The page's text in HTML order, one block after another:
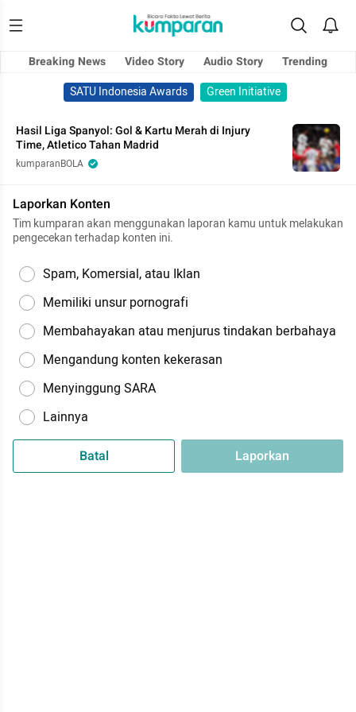
Breaking News Video Story Audio Story
Trending
SATU Indonesia Awards
Green Initiative
Hasil Liga Spanyol: Gol & Kartu Merah di Injury
Time, Atletico Tahan Madrid
kumparanBOLA
Laporkan Konten
Tim kumparan akan menggunakan laporan kamu untuk melakukan
pengecekan terhadap konten ini.
Spam, Komersial, atau Iklan
Memiliki unsur pornografi
Membahayakan atau menjurus tindakan berbahaya
Mengandung konten kekerasan
Menyinggung SARA
Lainnya
Batal Laporkan